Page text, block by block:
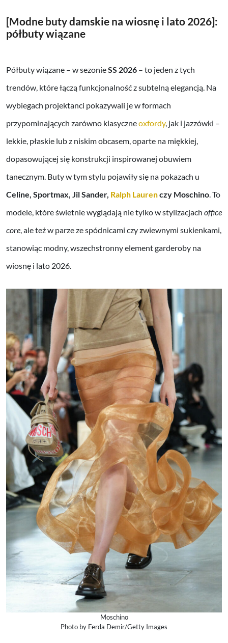
[Modne buty damskie na wiosnę i lato 2026]:
półbuty wiązane
Półbuty wiązane – w sezonieSS 2026 – to jeden z tych
trendów, które łączą funkcjonalność z subtelną elegancją. Na
wybiegach projektanci pokazywali je w formach
przypominających zarówno klasyczneoxfordy, jak i jazzówki –
lekkie, płaskie lub z niskim obcasem, oparte na miękkiej,
dopasowującej się konstrukcji inspirowanej obuwiem
tanecznym. Buty w tym stylu pojawiły się na pokazach u
Celine, Sportmax, Jil Sander, Ralph Laurenczy Moschino. To
modele, które świetnie wyglądają nie tylko w stylizacjach office
core, ale też w parze ze spódnicami czy zwiewnymi sukienkami,
stanowiąc modny, wszechstronny element garderoby na
wiosnę i lato 2026.
Moschino
Photo by Ferda Demir/Getty Images